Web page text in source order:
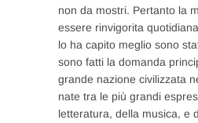
non da mostri. Pertanto la
essere rinvigorita
lo ha capito meglio sono
sono fatti la domanda
grande nazione civilizzata
nate tra le più grandi
letteratura, della musica, e